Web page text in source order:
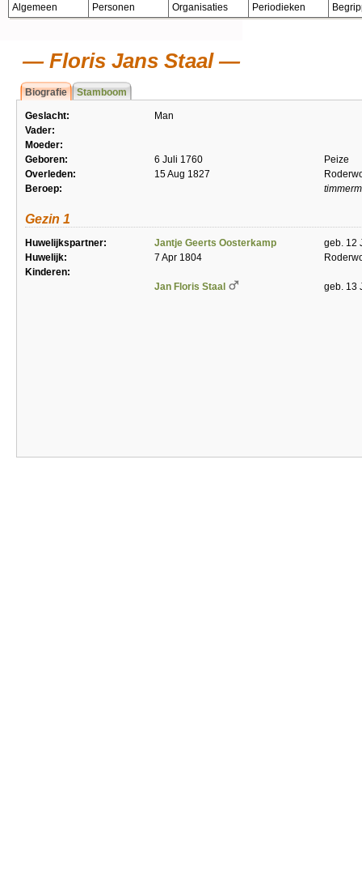
Algemeen Personen Organisaties Periodieken
Floris Jans Staal
Biografie Stamboom
Geslacht:
Man
Vader:
Moeder:
Geboren:
6 Juli 1760
Peize
Overleden:
15 Aug 1827
Beroep:
Gezin 1
Huwelijkspartner: Jantje Geerts Oosterkamp
geb. 12
Huwelijk:
7 Apr 1804
Kinderen:
Jan Floris Staal
geb. 13